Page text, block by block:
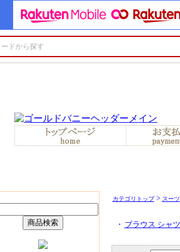
カテゴリトップ> スーツ
・ ブラウス シャツ